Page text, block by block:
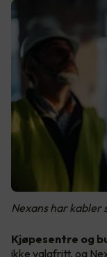
Nexans har kabler
Kjøpesentre og
ikke valgfritt, og